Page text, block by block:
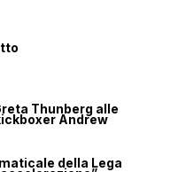
Thunberg alle
Andrew
della Lega